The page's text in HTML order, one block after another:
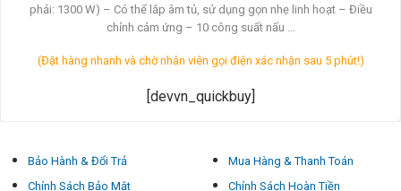
phải: 1300 W) – Có thể lắp âm tủ, sử dụng gọn nhẹ linh hoạt – Điều
chỉnh cảm ứng – 10 công suất nấu …
(Đặt hàng nhanh và chờ nhân viên gọi điện xác nhận sau 5 phút!)
[devvn_quickbuy]
Bảo Hành & Đổi Trả
Chính Sách Bảo Mật
Mua Hàng & Thanh Toán
Chính Sách Hoàn Tiền